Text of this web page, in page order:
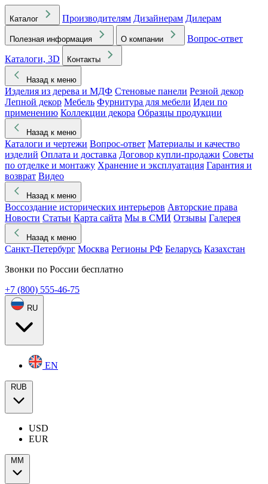
Каталог Производителям Дизайнерам Дилерам
Полезная информация О компании
Вопрос-ответ
Каталоги, 3D
Контакты
Назад к меню
Изделия из дерева и МДФ Стеновые панели Резной декор
Лепной декор Мебель Фурнитура для мебели Идеи по
применению Коллекции декора Образцы продукции
Назад к меню
Каталоги и чертежи Вопрос-ответ Материалы и качество
изделий Оплата и доставка Договор купли-продажи Советы
по отделке и монтажу Хранение и эксплуатация Гарантия и
возврат Видео
Назад к меню
Воссоздание исторических интерьеров Авторские права
Новости Статьи Карта сайта Мы в СМИ Отзывы Галерея
Назад к меню
Санкт-Петербург Москва Регионы РФ Беларусь Казахстан
Звонки по России бесплатно
+7 (800) 555-46-75
RU
EN
RUB
USD
EUR
ММ